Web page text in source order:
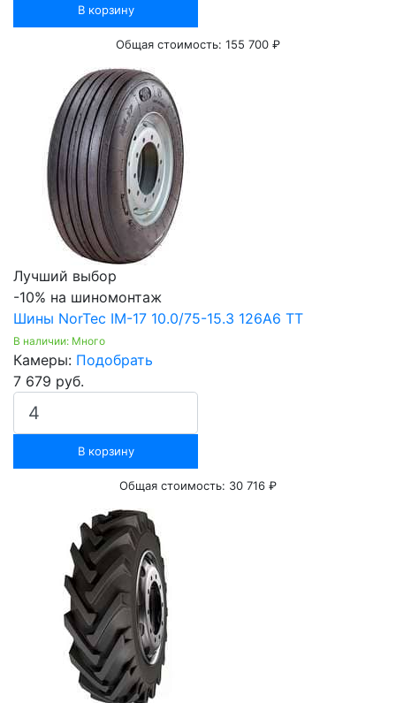
В корзину
Общая стоимость: 155 700 ₽
Лучший выбор
-10% на шиномонтаж
Шины NorTec IM-17 10.0/75-15.3 126A6 TT
В наличии: Много
Камеры: Подобрать
7 679 руб.
В корзину
Общая стоимость: 30 716 ₽